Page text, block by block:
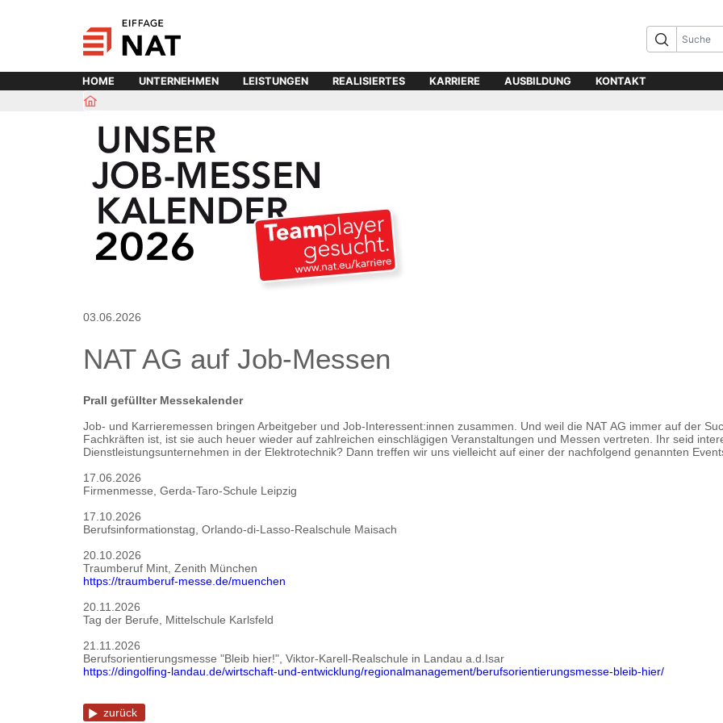
HOME UNTERNEHMEN LEISTUNGEN REALISIERTES KARRIERE AUSBILDUNG KONTAKT
03.06.2026
NAT AG auf Job-Messen
Prall gefüllter Messekalender
Job- und Karrieremessen bringen Arbeitgeber und Job-Interessent:innen zusammen. Und weil die NAT AG immer auf der
Fachkräften ist, ist sie auch heuer wieder auf zahlreichen einschlägigen Veranstaltungen und Messen vertreten. Ihr seid
Dienstleistungsunternehmen in der Elektrotechnik? Dann treffen wir uns vielleicht auf einer der nachfolgend genannten
17.06.2026
Firmenmesse, Gerda-Taro-Schule Leipzig
17.10.2026
Berufsinformationstag, Orlando-di-Lasso-Realschule Maisach
20.10.2026
Traumberuf Mint, Zenith München
https://traumberuf-messe.de/muenchen
20.11.2026
Tag der Berufe, Mittelschule Karlsfeld
21.11.2026
Berufsorientierungsmesse "Bleib hier!", Viktor-Karell-Realschule in Landau a.d.Isar
https://dingolfing-landau.de/wirtschaft-und-entwicklung/regionalmanagement/berufsorientierungsmesse-bleib-hier/
zurück